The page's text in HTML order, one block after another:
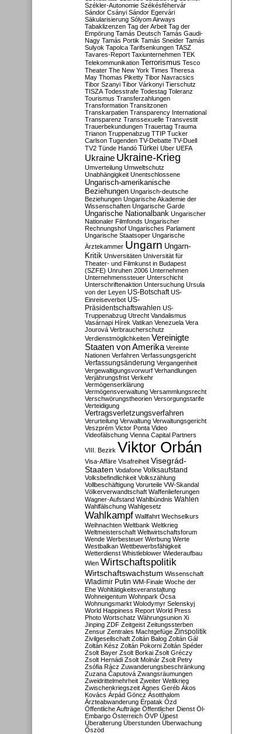
Székler-Autonomie Székésféhervár
Sándor Csányi Sándor Egervári
Säkularisierung Sólyom Airways
Tabaklizenzen Tag der Arbeit Tag der
Empörung Tamás Deutsch Tamás Gaudi-
Nagy Tamás Portik Tamás Sneider Tamás
Sulyok Tapolca Tarifsenkungen TASZ
Tavares-Report Taxiunternehmen TEK
Telekommunikation Terrorismus Tesco
Theater The New York Times Theresa
May Thomas Piketty Tibor Navracsics
Tibor Szanyi Tibor Várkonyi Tierschutz
TISZA Todesstrafe Todestag Toleranz
Tourismus Transferzahlungen
Transformation Transitzonen
Transkarpatien Transparency International
Transparenz Transsexuelle Transvestit
Trauerbekundungen Trauertag Trauma
Trianon Truppenabzug TTIP Tucker
Carlson Tugenden TV-Debatte TV-Duell
TV2 Tünde Handó Türkei Uber UEFA
Ukraine Ukraine-Krieg
Umverteilung Umweltschutz
Unabhängigkeit Unentschlossene
Ungarisch-amerikanische
Beziehungen Ungarisch-deutsche
Beziehungen Ungarische Akademie der
Wissenschaften Ungarische Garde
Ungarische Nationalbank Ungarischer
Nationaler Filmfonds Ungarischer
Rechnungshof Ungarisches Parlament
Ungarische Staatsoper Ungarische
Ärztekammer Ungarn Ungarn-
Kritik Universitäten Universität für
Theater- und Filmkunst in Budapest
(SZFE) Unruhen 2006 Unternehmen
Unternehmenssteuer Unterschicht
Unterschriftenaktion Untersuchung Ursula
von der Leyen US-Botschaft US-
Einreiseverbot US-
Präsidentschaftswahlen US-
Truppenabzug Utrecht Vandalismus
Vasárnapi Hírek Vatikan Venezuela Vera
Jourová Verbraucherschutz
Verdienstmöglichkeiten Vereinigte
Staaten von Amerika Vereinte
Nationen Verfahren Verfassungsgericht
Verfassungsänderung Vergangenheit
Vergewaltigungsvorwurf Verhandlungen
Verjährungsfrist Verkehr
Vermögenserklärung
Vermögensverwaltung Versammlungsrecht
Verschwörungstheorien Versorgungstarife
Verteidigung
Vertragsverletzungsverfahren
Verurteilung Verwaltung Verwaltungsgericht
Veszprém Victor Ponta Video
Videofälschung Vienna Capital Partners
VIII. Bezirk Viktor Orbán
Visa-Affäre Visafreiheit Visegrád-
Staaten Vodafone Volksaufstand
Volksbefindlichkeit Volkszählung
Vollbeschäftigung Vorurteile VW-Skandal
Völkerverwandtschaft Waffenlieferungen
Wagner-Aufstand Wahlbündnis Wahlen
Wahlfälschung Wahlgesetz
Wahlkampf Wallfahrt Wechselkurs
Weihnachten Weltbank Weltkrieg
Weltmeisterschaft Weltwirtschaftsforum
Wende Werbesteuer Werbung Werte
Westbalkan Wettbewerbsfähigkeit
Wetterdienst Whistleblower Wiederaufbau
Wien Wirtschaftspolitik
Wirtschaftswachstum Wissenschaft
Wladimir Putin WM-Finale Woche der
Ehe Wohltätigkeitsveranstaltung
Wohneigentum Wohnpark Ócsa
Wohnungsmarkt Wolodymyr Selenskyj
World Happiness Report World Press
Photo Wortschatz Währungsunion Xi
Jinping ZDF Zeitgeist Zeitungssterben
Zensur Zentrales Machtgefüge Zinspolitik
Zivilgesellschaft Zoltán Balog Zoltán Gál
Zoltán Kész Zoltán Pokorni Zoltán Spéder
Zsolt Bayer Zsolt Borkai Zsolt Gréczy
Zsolt Hernádi Zsolt Molnár Zsolt Petry
Zsófia Rácz Zuwanderungsbeschränkung
Zuzana Čaputová Zwangsräumungen
Zweidrittelmehrheit Zweiter Weltkrieg
Zwischenkriegszeit Ágnes Geréb Ákos
Kovács Árpád Göncz Ásotthalom
Ärzteabwanderung Érpatak Ózd
Öffentliche Aufträge Öffentlicher Dienst Öl-
Embargo Österreich ÖVP Újpest
Überalterung Überstunden Überwachung
Őszöd